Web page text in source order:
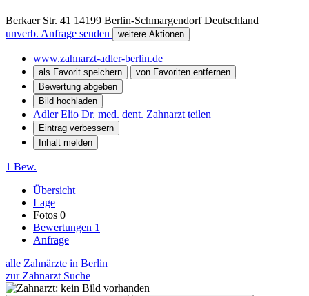
Berkaer Str. 41 14199 Berlin-Schmargendorf Deutschland
unverb. Anfrage senden
weitere Aktionen
www.zahnarzt-adler-berlin.de
als Favorit speichern
von Favoriten entfernen
Bewertung abgeben
Bild hochladen
Adler Elio Dr. med. dent. Zahnarzt teilen
Eintrag verbessern
Inhalt melden
1 Bew.
Übersicht
Lage
Fotos 0
Bewertungen 1
Anfrage
alle Zahnärzte in Berlin
zur Zahnarzt Suche